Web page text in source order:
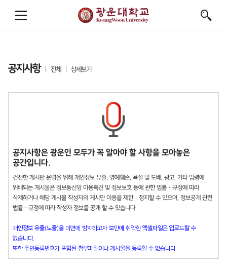
공지사항 전체 상세보기
공지사항은 광운인 모두가 꼭 알아야 할 사항을 모아놓은
공간입니다.
건전한 게시판 운영을 위해 개인정보 유출, 명예훼손, 욕설 및 도배, 광고, 기타 법령에
위배되는 게시물은 정보통신망 이용촉진 및 정보보호 등에 관한 법률 · 규정에 따라
삭제하거나 해당 게시물 작성자의 게시판 이용을 제한 · 정지할 수 있으며, 정보공개 관련
법률 · 규정에 따라 작성자 정보를 공개 할 수 있습니다
개인정보 유출(노출)을 미연에 방지하고자 보안에 취약한 엑셀파일은 업로드할 수
없습니다.
또한 주민등록번호가 포함된 첨부파일이나 게시물을 등록할 수 없습니다.